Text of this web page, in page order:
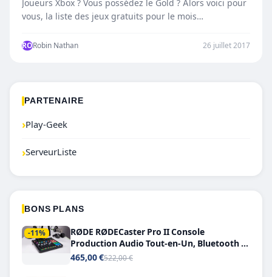
Joueurs Xbox ? Vous possédez le Gold ? Alors voici pour
vous, la liste des jeux gratuits pour le mois…
RORobin Nathan 26 juillet 2017
PARTENAIRE
›Play-Geek
›ServeurListe
BONS PLANS
-11%
RØDE RØDECaster Pro II Console
Production Audio Tout-en-Un, Bluetooth et
Double USB-C
465,00 €522,00 €